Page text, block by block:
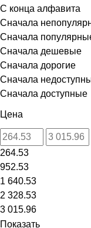
С конца алфавита
Сначала
Сначала
Сначала дешевые
Сначала дорогие
Сначала
Сначала доступные
Цена
264.53
952.53
1 640.53
2 328.53
3 015.96
Показать